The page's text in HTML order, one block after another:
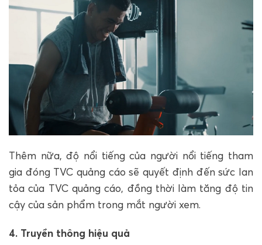
Thêm nữa, độ nổi tiếng của người nổi tiếng tham
gia đóng TVC quảng cáo sẽ quyết định đến sức lan
tỏa của TVC quảng cáo, đồng thời làm tăng độ tin
cậy của sản phẩm trong mắt người xem.
4. Truyền thông hiệu quả